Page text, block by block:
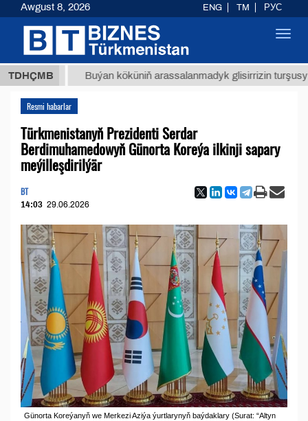
TDHÇMBBuýan köküniň arassalanmadyk glisirrizin turşusy (t.)
Resmi habarlar
Türkmenistanyň Prezidenti Serdar
Berdimuhamedowyň Günorta Koreýa ilkinji sapary
meýilleşdirilýär
BT
14:03 29.06.2026
Günorta Koreýanyň we Merkezi Aziýa ýurtlarynyň baýdaklary (Surat: “Altyn
Awgust 8, 2026 ENG TM РУС